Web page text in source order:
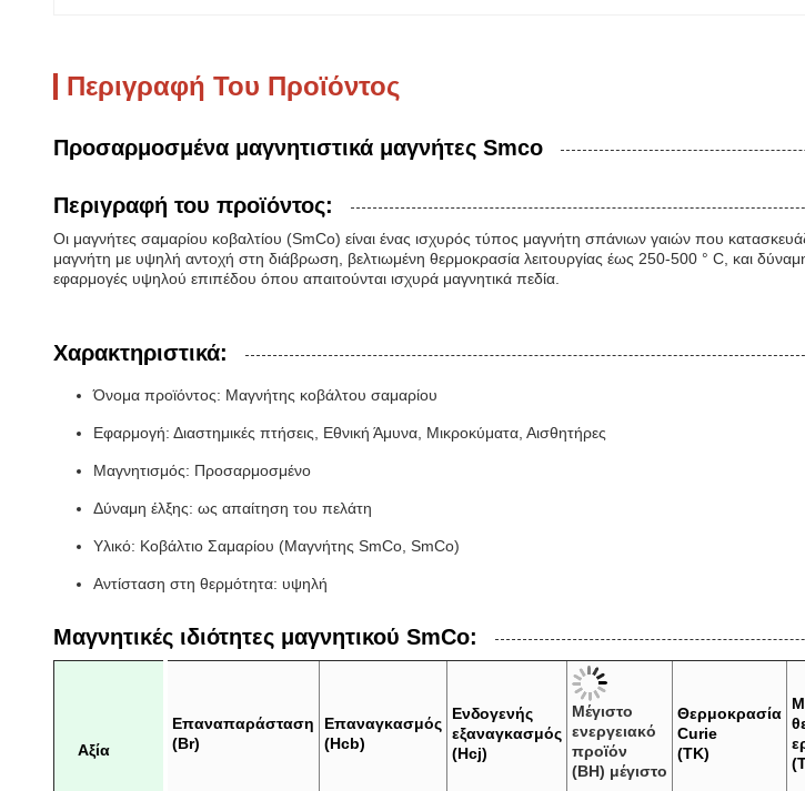
Περιγραφή Του Προϊόντος
Προσαρμοσμένα μαγνητιστικά μαγνήτες Smco
Περιγραφή του προϊόντος:
Οι μαγνήτες σαμαρίου κοβαλτίου (SmCo) είναι ένας ισχυρός τύπος μαγνήτη σπάνιων γαιών που
μαγνήτη με υψηλή αντοχή στη διάβρωση, βελτιωμένη θερμοκρασία λειτουργίας έως 250-500 ° C, και
εφαρμογές υψηλού επιπέδου όπου απαιτούνται ισχυρά μαγνητικά πεδία.
Χαρακτηριστικά:
Όνομα προϊόντος: Μαγνήτης κοβάλτου σαμαρίου
Εφαρμογή: Διαστημικές πτήσεις, Εθνική Άμυνα, Μικροκύματα, Αισθητήρες
Μαγνητισμός: Προσαρμοσμένο
Δύναμη έλξης: ως απαίτηση του πελάτη
Υλικό: Κοβάλτιο Σαμαρίου (Μαγνήτης SmCo, SmCo)
Αντίσταση στη θερμότητα: υψηλή
Μαγνητικές ιδιότητες μαγνητικού SmCo:
Αξία
Επαναπαράσταση
(Br)
Επαναγκασμός
(Hcb)
Ενδογενής
εξαναγκασμός
(Hcj)
Μέγιστο
ενεργειακό
προϊόν
(BH) μέγιστο
Θερμοκρασία
Curie
(ΤΚ)